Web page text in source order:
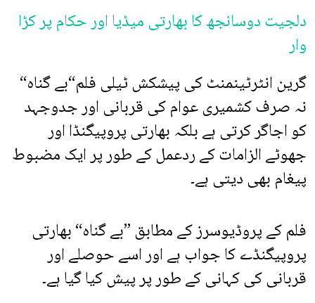
دلجیت دوسانجھ کا بھارتی میڈیا اور حکام پر کڑا
وار
گرین انٹرٹینمنٹ کی پیشکش ٹیلی فلم“بے گناہ“
نہ صرف کشمیری عوام کی قربانی اور جدوجہد
کو اجاگر کرتی ہے بلکہ بھارتی پروپیگنڈا اور
جھوٹے الزامات کے ردعمل کے طور پر ایک مضبوط
پیغام بھی دیتی ہے۔
فلم کے پروڈیوسرز کے مطابق ”بے گناہ“ بھارتی
پروپیگنڈے کا جواب ہے اور اسے حوصلے اور
قربانی کی کہانی کے طور پر پیش کیا گیا ہے۔